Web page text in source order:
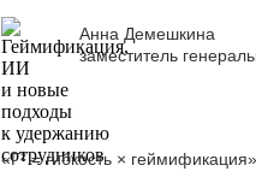
Анна Демешкина
заместитель
«Г² = гибкость ×